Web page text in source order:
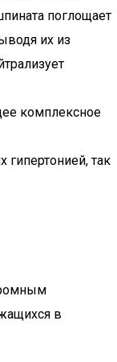
поглощает
их из
комплексное
так
в